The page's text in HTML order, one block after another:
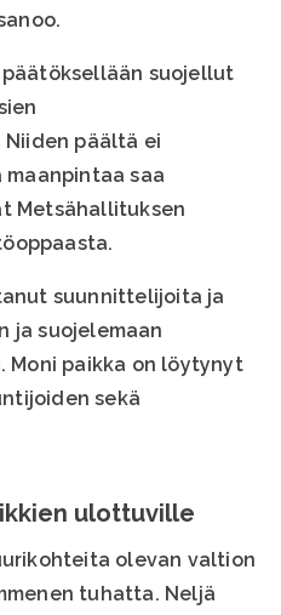
suojellut
päältä ei
maanpintaa saa
Metsähallituksen
suunnittelijoita ja
ja suojelemaan
paikka on löytynyt
sekä
ulottuville
olevan valtion
tuhatta. Neljä